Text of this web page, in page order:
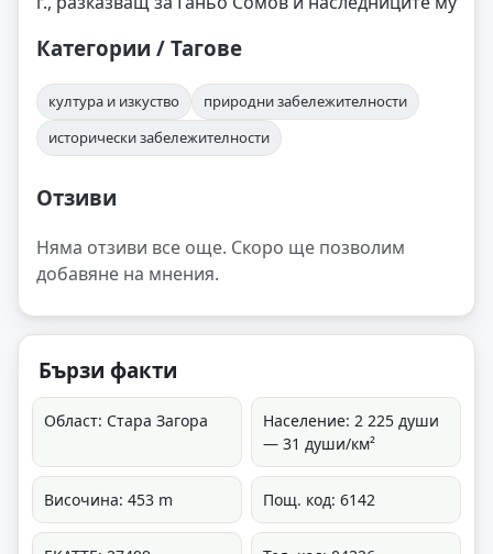
Категории / Тагове
култура и изкуство
природни забележителности
исторически забележителности
Отзиви
Няма отзиви все още. Скоро ще позволим
добавяне на мнения.
Бързи факти
Област: Стара Загора
Население: 2 225 души
— 31 души/км²
Височина: 453 m Пощ. код: 6142